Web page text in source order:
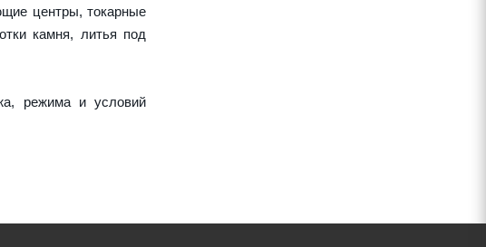
центры, токарные
камня, литья под
режима и условий